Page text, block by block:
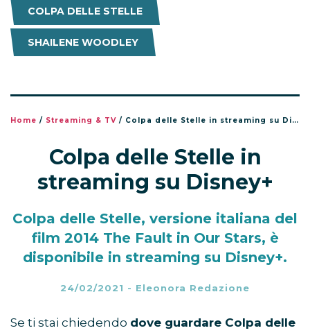
COLPA DELLE STELLE
SHAILENE WOODLEY
Home / Streaming & TV / Colpa delle Stelle in streaming su Disney+
Colpa delle Stelle in
streaming su Disney+
Colpa delle Stelle, versione italiana del
film 2014 The Fault in Our Stars, è
disponibile in streaming su Disney+.
24/02/2021 - Eleonora Redazione
Se ti stai chiedendo dove guardare Colpa delle